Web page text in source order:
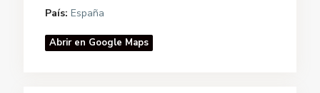
País: España
Abrir en Google Maps